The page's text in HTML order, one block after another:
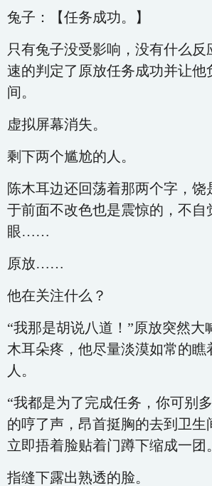
兔子：【任务成功。】
只有兔子没受影响，没有什么反
速的判定了原放任务成功并让他
间。
虚拟屏幕消失。
剩下两个尴尬的人。
陈木耳边还回荡着那两个字，饶
于前面不改色也是震惊的，不自
眼……
原放……
他在关注什么？
“我那是胡说八道！”原放突然大
木耳朵疼，他尽量淡漠如常的瞧
人。
“我都是为了完成任务，你可别
的哼了声，昂首挺胸的去到卫生
立即捂着脸贴着门蹲下缩成一团。
指缝下露出熟透的脸。